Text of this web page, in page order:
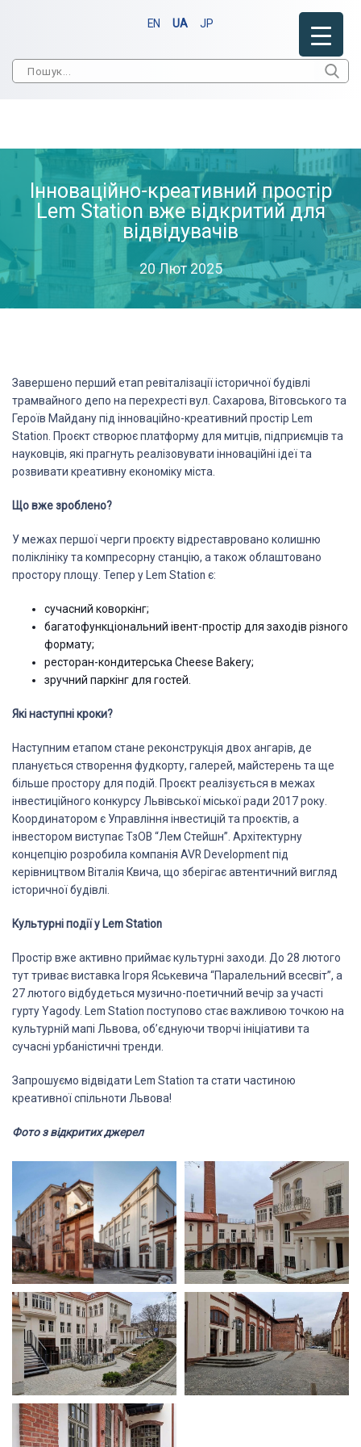
EN UA JP
Інноваційно-креативний простір
Lem Station вже відкритий для
відвідувачів
20 Лют 2025
Завершено перший етап ревіталізації історичної будівлі
трамвайного депо на перехресті вул. Сахарова, Вітовського та
Героїв Майдану під інноваційно-креативний простір Lem
Station. Проєкт створює платформу для митців, підприємців та
науковців, які прагнуть реалізовувати інноваційні ідеї та
розвивати креативну економіку міста.
Що вже зроблено?
У межах першої черги проєкту відреставровано колишню
поліклініку та компресорну станцію, а також облаштовано
простору площу. Тепер у Lem Station є:
сучасний коворкінг;
багатофункціональний івент-простір для заходів різного
формату;
ресторан-кондитерська Cheese Bakery;
зручний паркінг для гостей.
Які наступні кроки?
Наступним етапом стане реконструкція двох ангарів, де
планується створення фудкорту, галерей, майстерень та ще
більше простору для подій. Проєкт реалізується в межах
інвестиційного конкурсу Львівської міської ради 2017 року.
Координатором є Управління інвестицій та проєктів, а
інвестором виступає ТзОВ “Лем Стейшн”. Архітектурну
концепцію розробила компанія AVR Development під
керівництвом Віталія Квича, що зберігає автентичний вигляд
історичної будівлі.
Культурні події у Lem Station
Простір вже активно приймає культурні заходи. До 28 лютого
тут триває виставка Ігоря Яськевича “Паралельний всесвіт”, а
27 лютого відбудеться музично-поетичний вечір за участі
гурту Yagody. Lem Station поступово стає важливою точкою на
культурній мапі Львова, об’єднуючи творчі ініціативи та
сучасні урбаністичні тренди.
Запрошуємо відвідати Lem Station та стати частиною
креативної спільноти Львова!
Фото з відкритих джерел